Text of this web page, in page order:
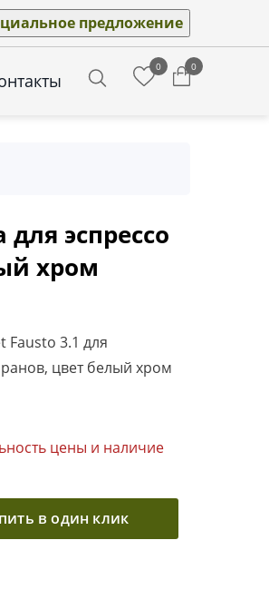
предложение
0 0
эспрессо
хром
Fausto 3.1 для
цвет белый хром
цены и наличие
в один клик